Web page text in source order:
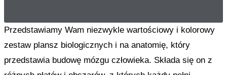
Przedstawiamy Wam niezwykle wartościowy i kolorowy
zestaw plansz biologicznych i na anatomię, który
przedstawia budowę mózgu człowieka. Składa się on z